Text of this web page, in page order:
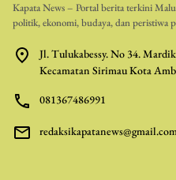
Kapata News – Portal berita terkini
politik, ekonomi, budaya, dan peristiwa
Jl. Tulukabessy. No 34.
Kecamatan Sirimau Kota
081367486991